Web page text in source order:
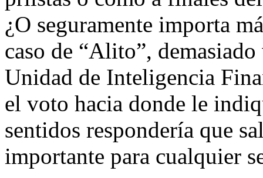
¿O seguramente importa
caso de “Alito”,
Unidad de Inteligencia
el voto hacia donde le
sentidos respondería que
importante para cualquier